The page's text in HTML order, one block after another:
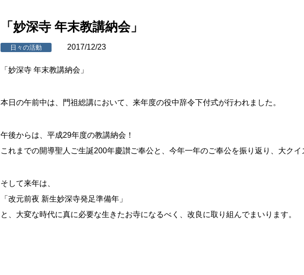
「妙深寺 年末教講納会」
日々の活動 2017/12/23
「妙深寺 年末教講納会」
本日の午前中は、門祖総講において、来年度の役中辞令下付式が行われました。
午後からは、平成29年度の教講納会！
これまでの開導聖人ご生誕200年慶讃ご奉公と、今年一年のご奉公を振り返り、大クイ
そして来年は、
「改元前夜 新生妙深寺発足準備年」
と、大変な時代に真に必要な生きたお寺になるべく、改良に取り組んでまいります。